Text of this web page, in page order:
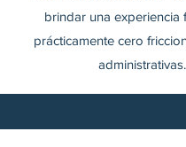
brindar una experiencia
prácticamente cero
administrativas.